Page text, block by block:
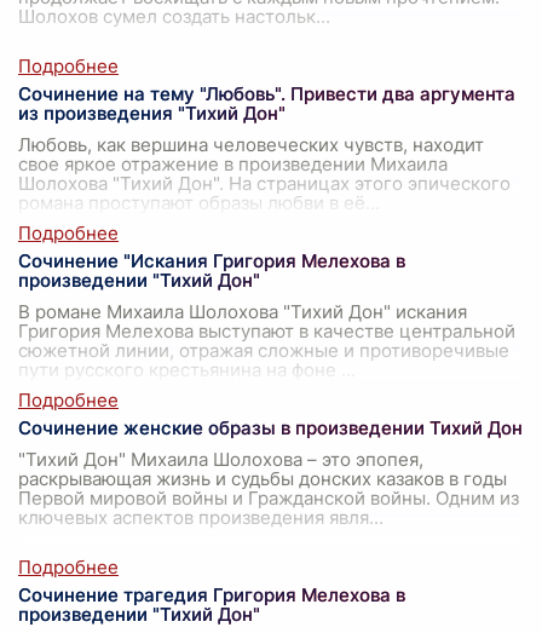
Шолохов сумел создать настольк...
Сочинение на тему "Любовь". Привести два аргумента
из произведения "Тихий Дон"
Любовь, как вершина человеческих чувств, находит
свое яркое отражение в произведении Михаила
Шолохова "Тихий Дон". На страницах этого эпического
романа проступают образы любви в её
Сочинение "Искания Григория Мелехова в
произведении "Тихий Дон"
В романе Михаила Шолохова "Тихий Дон" искания
Григория Мелехова выступают в качестве центральной
сюжетной линии, отражая сложные и противоречивые
пути русского крестьянина на фоне
Сочинение женские образы в произведении Тихий Дон
"Тихий Дон" Михаила Шолохова – это эпопея,
раскрывающая жизнь и судьбы донских казаков в годы
Первой мировой войны и Гражданской войны. Одним из
ключевых аспектов произведения явля...
Сочинение трагедия Григория Мелехова в
произведении "Тихий Дон"